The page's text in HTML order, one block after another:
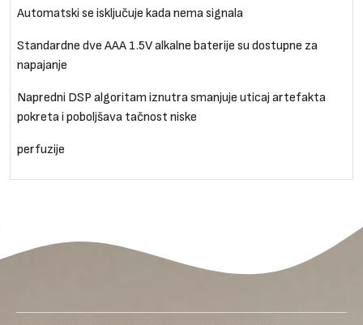
Automatski se isključuje kada nema signala
Standardne dve AAA 1.5V alkalne baterije su dostupne za
napajanje
Napredni DSP algoritam iznutra smanjuje uticaj artefakta
pokreta i poboljšava tačnost niske
perfuzije